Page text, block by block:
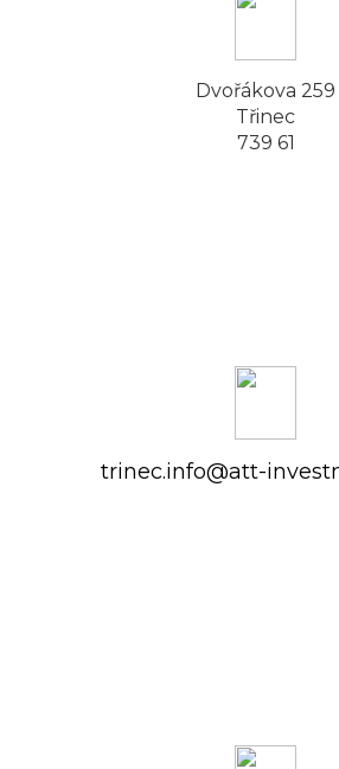
Dvořákova 259
Třinec
739 61
trinec.info@att-